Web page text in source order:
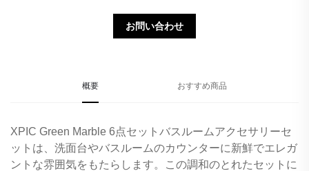
お問い合わせ
概要 おすすめ商品
XPIC Green Marble 6点セットバスルームアクセサリーセ
ットは、洗面台やバスルームのカウンターに新鮮でエレガ
ントな雰囲気をもたらします。この調和のとれたセットに